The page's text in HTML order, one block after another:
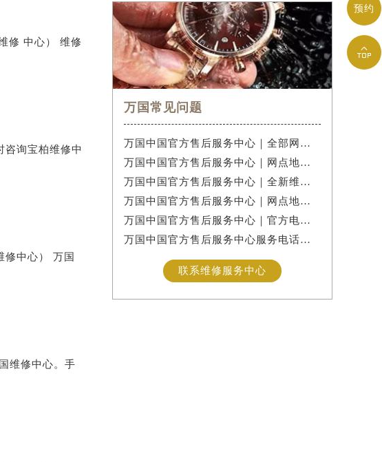
修 中心） 维修
咨询宝柏维修中
修中心） 万国
维修中心。手
万国常见问题
万国中国官方售后服务中心｜全部网点地址与售后热线权威信息公示（2026年7月最新）
万国中国官方售后服务中心｜网点地址与24小时客服热线权威信息公示（2026年7月最新）
万国中国官方售后服务中心｜全新维修地址与售后热线权威信息公示（2026年7月最新）
万国中国官方售后服务中心｜网点地址与售后热线权威信息公示（2026年7月最新）
万国中国官方售后服务中心｜官方电话及详细网点地址权威信息公示（2026年7月最新）
万国中国官方售后服务中心服务电话及24小时维修地址实地考察报告+多信源验证（2026年7月最新
联系维修服务中心
预约
